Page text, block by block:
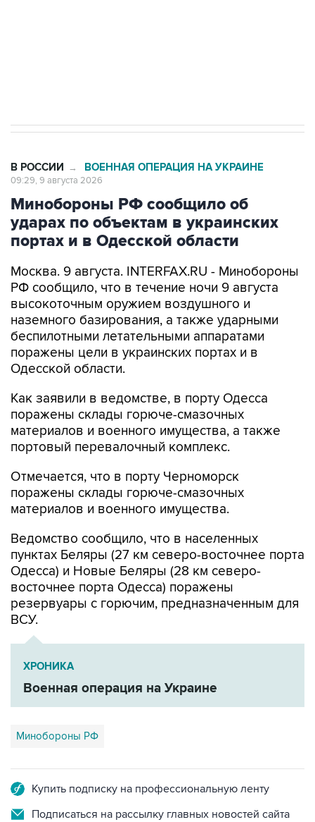
В РОССИИ → ВОЕННАЯ ОПЕРАЦИЯ НА УКРАИНЕ
09:29, 9 августа 2026
Минобороны РФ сообщило об
ударах по объектам в украинских
портах и в Одесской области
Москва. 9 августа. INTERFAX.RU - Минобороны
РФ сообщило, что в течение ночи 9 августа
высокоточным оружием воздушного и
наземного базирования, а также ударными
беспилотными летательными аппаратами
поражены цели в украинских портах и в
Одесской области.
Как заявили в ведомстве, в порту Одесса
поражены склады горюче-смазочных
материалов и военного имущества, а также
портовый перевалочный комплекс.
Отмечается, что в порту Черноморск
поражены склады горюче-смазочных
материалов и военного имущества.
Ведомство сообщило, что в населенных
пунктах Беляры (27 км северо-восточнее порта
Одесса) и Новые Беляры (28 км северо-
восточнее порта Одесса) поражены
резервуары с горючим, предназначенным для
ВСУ.
ХРОНИКА
Военная операция на Украине
Минобороны РФ
Купить подписку на профессиональную ленту
Подписаться на рассылку главных новостей сайта